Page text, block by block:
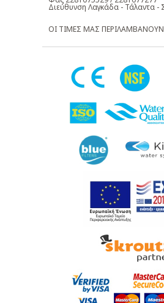
Διεύθυνση Λαγκάδα - Τάλαντα -
ΟΙ ΤΙΜΕΣ ΜΑΣ